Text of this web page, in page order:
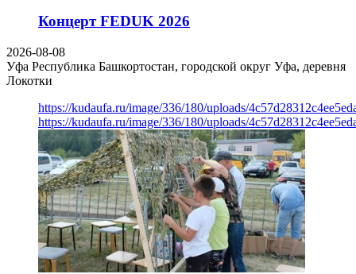
Концерт FEDUK 2026
2026-08-08
Уфа Республика Башкортостан, городской округ Уфа, деревня
Локотки
https://kudaufa.ru/image/336/180/uploads/
https://kudaufa.ru/image/336/180/uploads/